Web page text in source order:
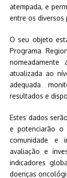
atempada, e
entre os diversos
O seu objeto
Programa
nomeadamente
atualizada ao
adequada
resultados e
Estes dados
e potenciarão o
comunidade e
avaliação e
indicadores
doenças